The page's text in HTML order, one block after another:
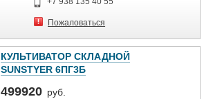
Пожаловаться
КУЛЬТИВАТОР СКЛАДНОЙ
SUNSTYER 6ПГ3Б
499920 руб.